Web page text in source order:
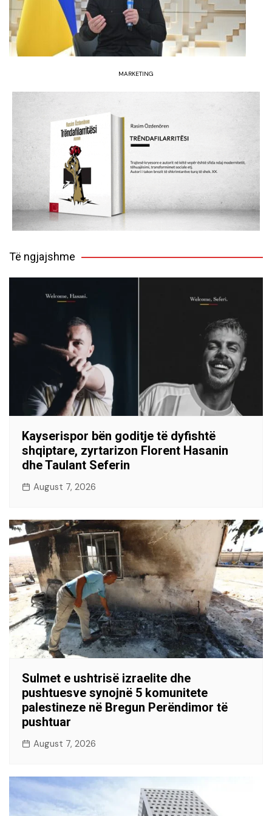
MARKETING
Të ngjajshme
Kayserispor bën goditje të dyfishtë
shqiptare, zyrtarizon Florent Hasanin
dhe Taulant Seferin
August 7, 2026
Sulmet e ushtrisë izraelite dhe
pushtuesve synojnë 5 komunitete
palestineze në Bregun Perëndimor të
pushtuar
August 7, 2026